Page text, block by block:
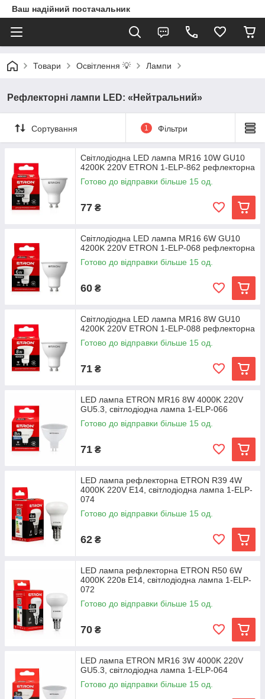
Ваш надійний постачальник
Товари Освітлення 💡 Лампи
Рефлекторні лампи LED: «Нейтральний»
Сортування 1 Фільтри
Світлодіодна LED лампа MR16 10W GU10
4200K 220V ETRON 1-ELP-862 рефлекторна
Готово до відправки більше 15 од.
77 ₴
Світлодіодна LED лампа MR16 6W GU10
4200K 220V ETRON 1-ELP-068 рефлекторна
Готово до відправки більше 15 од.
60 ₴
Світлодіодна LED лампа MR16 8W GU10
4200K 220V ETRON 1-ELP-088 рефлекторна
Готово до відправки більше 15 од.
71 ₴
LED лампа ETRON MR16 8W 4000K 220V
GU5.3, світлодіодна лампа 1-ELP-066
Готово до відправки більше 15 од.
71 ₴
LED лампа рефлекторна ETRON R39 4W
4000K 220V E14, світлодіодна лампа 1-ELP-
074
Готово до відправки більше 15 од.
62 ₴
LED лампа рефлекторна ETRON R50 6W
4000K 220в E14, світлодіодна лампа 1-ELP-
072
Готово до відправки більше 15 од.
70 ₴
LED лампа ETRON MR16 3W 4000K 220V
GU5.3, світлодіодна лампа 1-ELP-064
Готово до відправки більше 15 од.